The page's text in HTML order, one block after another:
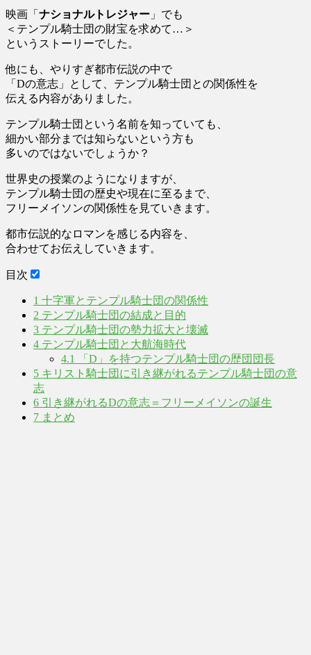
映画「 ナショナルトレジャー 」でも
＜テンプル騎士団の財宝を求めて…＞
というストーリーでした。
他にも、やりすぎ都市伝説の中で
「Dの意志」として、テンプル騎士団との関係性を
伝える内容がありました。
テンプル騎士団という名前を知っていても、
細かい部分までは知らないという方も
多いのではないでしょうか？
世界史の授業のようになりますが、
テンプル騎士団の歴史や現在に至るまで、
フリーメイソンの関係性を見ていきます。
都市伝説的なロマンを感じる内容を、
合わせてお伝えしていきます。
目次
1 十字軍とテンプル騎士団の関係性
2 テンプル騎士団の結成と目的
3 テンプル騎士団の勢力拡大と壊滅
4 テンプル騎士団と大航海時代
4.1
「D」を持つテンプル騎士団の歴団団長
5 キリスト騎士団に引き継がれるテンプル騎士団の意
志
6 引き継がれるDの意志＝フリーメイソンの誕生
7 まとめ